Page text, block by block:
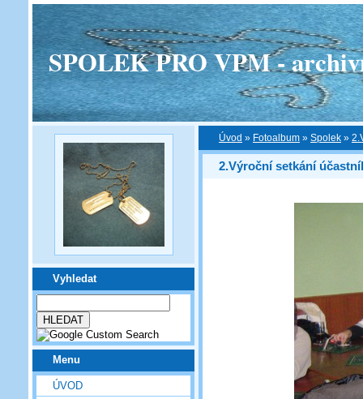
SPOLEK PRO VPM -
Vyhledat
Menu
ÚVOD
Úvod » Fotoalbum » Spolek »
2.Výroční setkání